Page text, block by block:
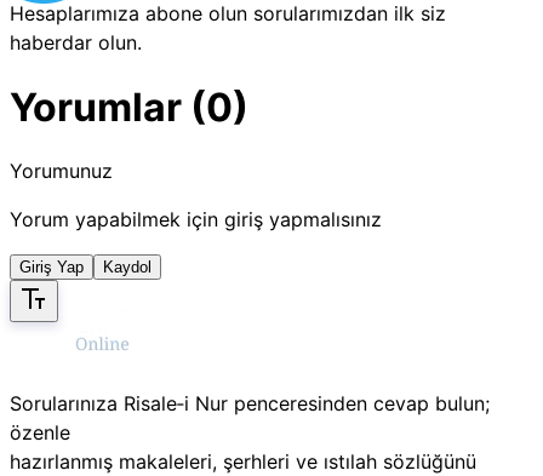
Hesaplarımıza abone olun sorularımızdan ilk siz
haberdar olun.
Yorumlar (0)
Yorumunuz
Yorum yapabilmek için giriş yapmalısınız
Giriş Yap Kaydol
Sorularınıza Risale‑i Nur penceresinden cevap bulun;
özenle
hazırlanmış makaleleri, şerhleri ve ıstılah sözlüğünü